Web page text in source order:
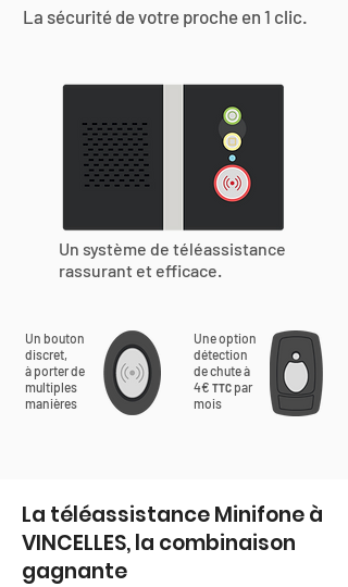
La sécurité de votre proche en 1 clic.
Un système de téléassistance
rassurant et efficace.
Un bouton
discret,
à porter de
multiples
manières
Une option
détection
de chute à
4€ TTC par
mois
La téléassistance Minifone à
VINCELLES, la combinaison
gagnante